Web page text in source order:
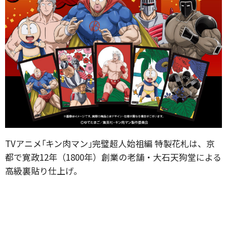
TVアニメ｢キン肉マン｣完璧超人始祖編 特製花札は、京
都で寛政12年（1800年）創業の老舗・大石天狗堂による
高級裏貼り仕上げ。